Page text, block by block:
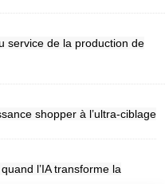
service de la production de
shopper à l’ultra-ciblage
l’IA transforme la